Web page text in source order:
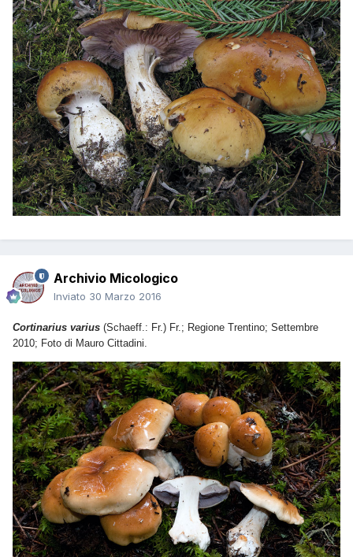
Archivio Micologico
Inviato 30 Marzo 2016
Cortinarius varius (Schaeff.: Fr.) Fr.; Regione Trentino; Settembre
2010; Foto di Mauro Cittadini.